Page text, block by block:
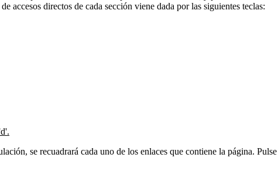
accesos directos de cada sección viene dada por las siguientes teclas:
se recuadrará cada uno de los enlaces que contiene la página.